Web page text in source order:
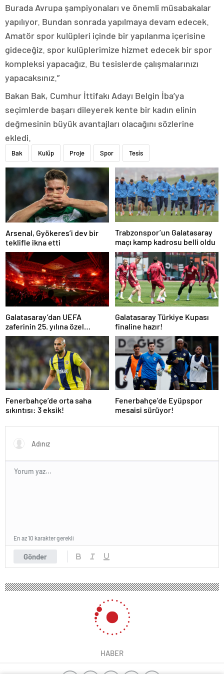
Burada Avrupa şampiyonaları ve önemli müsabakalar
yapılıyor. Bundan sonrada yapılmaya devam edecek.
Amatör spor kulüpleri içinde bir yapılanma içerisine
gideceğiz. spor kulüplerimize hizmet edecek bir spor
kompleksi yapacağız. Bu tesislerde çalışmalarınızı
yapacaksınız.”
Bakan Bak, Cumhur İttifakı Adayı Belgin İba’ya
seçimlerde başarı dileyerek kente bir kadın elinin
değmesinin büyük avantajları olacağını sözlerine
ekledi.
Bak Kulüp Proje Spor Tesis
Arsenal, Gyökeres’i dev bir
teklifle ikna etti
Trabzonspor’un Galatasaray
maçı kamp kadrosu belli oldu
Galatasaray’dan UEFA
zaferinin 25. yılına özel
buluşma!
Galatasaray Türkiye Kupası
finaline hazır!
Fenerbahçe’de orta saha
sıkıntısı: 3 eksik!
Fenerbahçe’de Eyüpspor
mesaisi sürüyor!
Gönder
En az 10 karakter gerekli
HABER